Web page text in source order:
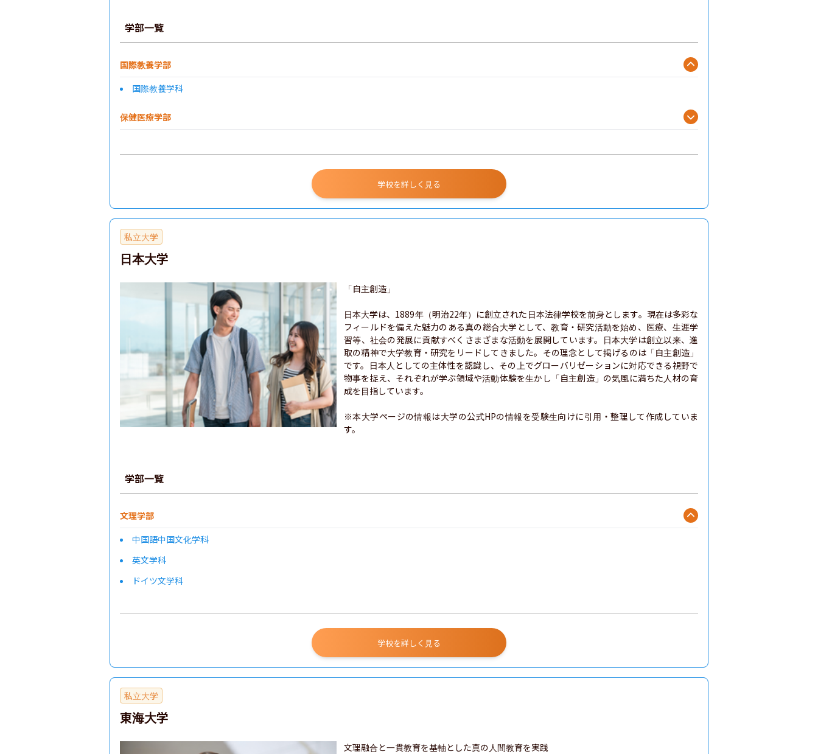
学部一覧
国際教養学部
国際教養学科
保健医療学部
学校を詳しく見る
私立大学
日本大学
「自主創造」
日本大学は、1889年（明治22年）に創立された日本法律学校を前身とします。現在は多彩な
フィールドを備えた魅力のある真の総合大学として、教育・研究活動を始め、医療、生涯学
習等、社会の発展に貢献すべくさまざまな活動を展開しています。日本大学は創立以来、進
取の精神で大学教育・研究をリードしてきました。その理念として掲げるのは「自主創造」
です。日本人としての主体性を認識し、その上でグローバリゼーションに対応できる視野で
物事を捉え、それぞれが学ぶ領域や活動体験を生かし「自主創造」の気風に満ちた人材の育
成を目指しています。
※本大学ページの情報は大学の公式HPの情報を受験生向けに引用・整理して作成していま
す。
学部一覧
文理学部
中国語中国文化学科
英文学科
ドイツ文学科
学校を詳しく見る
私立大学
東海大学
文理融合と一貫教育を基軸とした真の人間教育を実践